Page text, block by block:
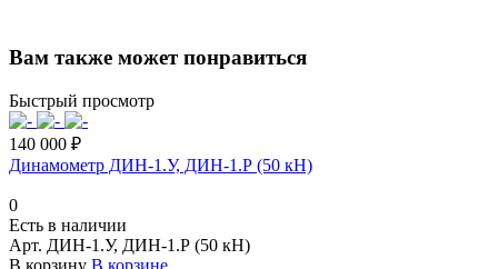
Вам также может понравиться
Быстрый просмотр
140 000 ₽
Динамометр ДИН-1.У, ДИН-1.Р (50 кН)
0
Есть в наличии
Арт. ДИН-1.У, ДИН-1.Р (50 кН)
В корзину В корзине